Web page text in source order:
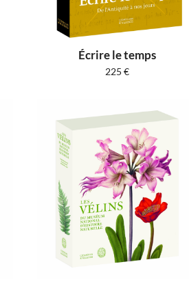
Écrire le temps
225 €